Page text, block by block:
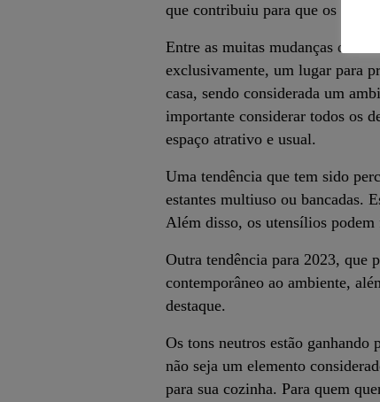
que contribuiu para que os lares
Entre as muitas mudanças de
exclusivamente, um lugar para
casa, sendo considerada um
importante considerar todos os
espaço atrativo e usual.
Uma tendência que tem sido
estantes multiuso ou bancadas.
Além disso, os utensílios podem
Outra tendência para 2023, que
contemporâneo ao ambiente,
destaque.
Os tons neutros estão
não seja um elemento
para sua cozinha. Para quem